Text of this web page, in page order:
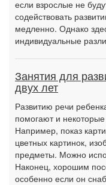
если взрослые не
содействовать
медленно. Однако
индивидуальные
Занятия для
двух лет
Развитию речи
помогают и
Например, показ
цветных картинок,
предметы. Можно
Наконец, хорошим
особенно если он